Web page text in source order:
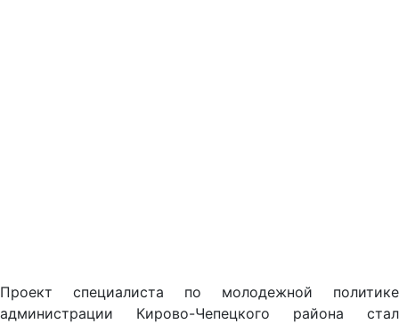
Проект специалиста по молодежной политике
администрации Кирово-Чепецкого района стал